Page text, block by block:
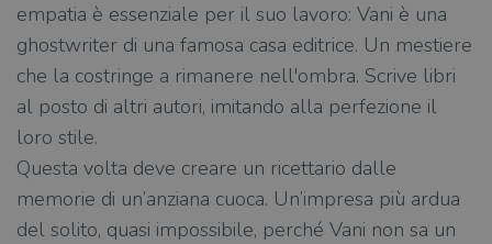
empatia è essenziale per il suo lavoro: Vani è una
ghostwriter di una famosa casa editrice. Un mestiere
che la costringe a rimanere nell'ombra. Scrive libri
al posto di altri autori, imitando alla perfezione il
loro stile.
Questa volta deve creare un ricettario dalle
memorie di un’anziana cuoca. Un’impresa più ardua
del solito, quasi impossibile, perché Vani non sa un